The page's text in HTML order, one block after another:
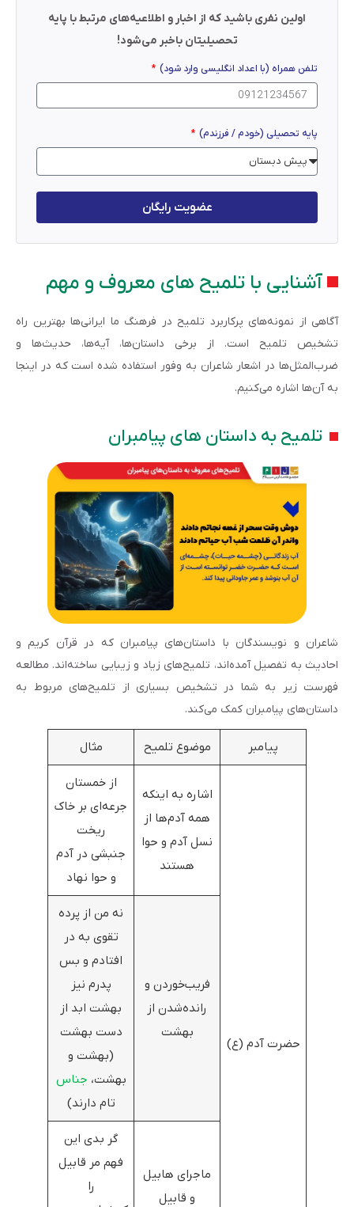
اولین نفری باشید که از اخبار و اطلاعیه‌های مرتبط با پایه
تحصیلیتان باخبر می‌شود!
تلفن همراه (با اعداد انگلیسی وارد شود)
پایه تحصیلی (خودم / فرزندم)
عضویت رایگان
آشنایی با تلمیح‌ های معروف و مهم
آگاهی از نمونه‌های پرکاربرد تلمیح در فرهنگ ما ایرانی‌ها بهترین راه
تشخیص تلمیح است. از برخی داستان‌ها، آیه‌ها، حدیث‌ها و
ضرب‌المثل‌ها در اشعار شاعران به وفور استفاده شده است که در اینجا
به آن‌ها اشاره می‌کنیم.
تلمیح به داستان های پیامبران
شاعران و نویسندگان با داستان‌های پیامبران که در قرآن کریم و
احادیث به تفصیل آمده‌اند، تلمیح‌های زیاد و زیبایی ساخته‌اند. مطالعه
فهرست زیر به شما در تشخیص بسیاری از تلمیح‌های مربوط به
داستان‌های پیامبران کمک می‌کند.
پیامبر موضوع تلمیح مثال
حضرت آدم (ع)
اشاره به اینکه
همه آدم‌ها از
نسل آدم و حوا
هستند
از خمستان
جرعه‌ای بر خاک
ریخت
جنبشی در آدم
و حوا نهاد
فریب‌خوردن و
رانده‌شدن از
بهشت
نه من از پرده
تقوی به در
افتادم و بس
پدرم نیز
بهشت ابد از
دست بهشت
(بهشت و
بهشت، جناس
تام دارند)
ماجرای هابیل
و قابیل
گر بدی این
فهم مر قابیل
را